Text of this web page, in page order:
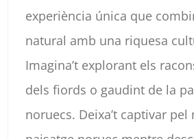
experiència única que
natural amb una riquesa
Imagina’t explorant els
dels fiords o gaudint de la
noruecs. Deixa’t captivar pel